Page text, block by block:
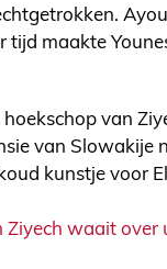
tijd maakte
van
van Slowakije
kunstje voor
Ziyech waait over